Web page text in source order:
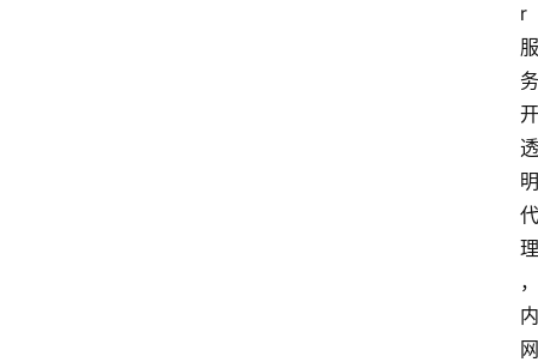
r
服
务
开
透
明
代
理
，
内
网